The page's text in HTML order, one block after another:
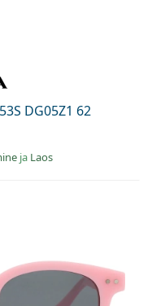
DG05Z1 62
ja Laos